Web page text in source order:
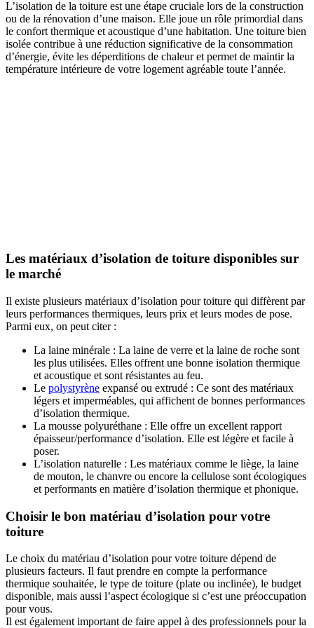
L’isolation de la toiture est une étape cruciale lors de la construction
ou de la rénovation d’une maison. Elle joue un rôle primordial dans
le confort thermique et acoustique d’une habitation. Une toiture bien
isolée contribue à une réduction significative de la consommation
d’énergie, évite les déperditions de chaleur et permet de maintir la
température intérieure de votre logement agréable toute l’année.
Les matériaux d’isolation de toiture disponibles sur
le marché
Il existe plusieurs matériaux d’isolation pour toiture qui diffèrent par
leurs performances thermiques, leurs prix et leurs modes de pose.
Parmi eux, on peut citer :
La laine minérale : La laine de verre et la laine de roche sont
les plus utilisées. Elles offrent une bonne isolation thermique
et acoustique et sont résistantes au feu.
Le polystyrène expansé ou extrudé : Ce sont des matériaux
légers et imperméables, qui affichent de bonnes performances
d’isolation thermique.
La mousse polyuréthane : Elle offre un excellent rapport
épaisseur/performance d’isolation. Elle est légère et facile à
poser.
L’isolation naturelle : Les matériaux comme le liège, la laine
de mouton, le chanvre ou encore la cellulose sont écologiques
et performants en matière d’isolation thermique et phonique.
Choisir le bon matériau d’isolation pour votre
toiture
Le choix du matériau d’isolation pour votre toiture dépend de
plusieurs facteurs. Il faut prendre en compte la performance
thermique souhaitée, le type de toiture (plate ou inclinée), le budget
disponible, mais aussi l’aspect écologique si c’est une préoccupation
pour vous.
Il est également important de faire appel à des professionnels pour la